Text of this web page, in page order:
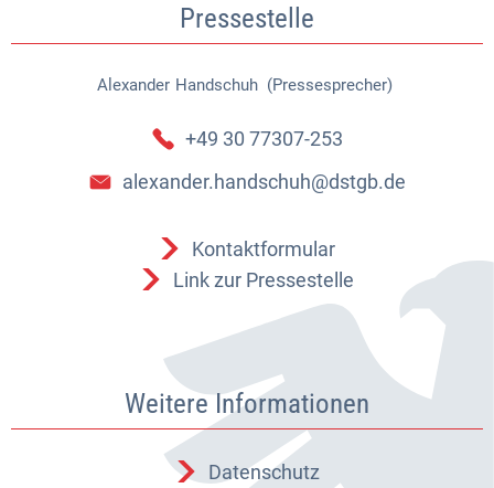
Pressestelle
Alexander Handschuh (Pressesprecher)
Alexander Handschuh
+49 30 77307-253
alexander.handschuh@dstgb.de
Kontaktformular
Link zur Pressestelle
Weitere Informationen
Datenschutz